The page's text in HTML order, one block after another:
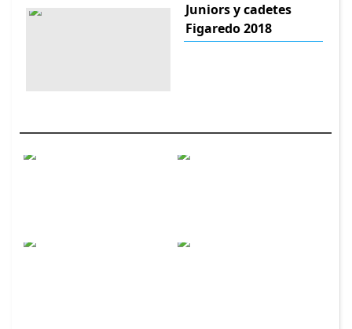
Juniors y cadetes
Figaredo 2018